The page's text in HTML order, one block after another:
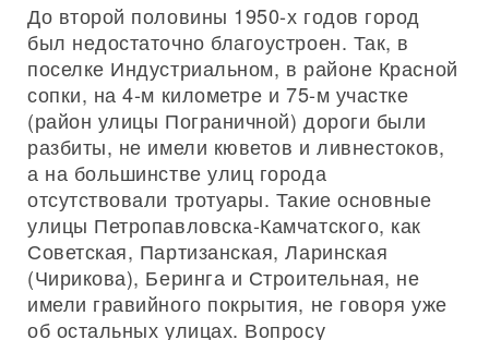
До второй половины 1950-х годов город
был недостаточно благоустроен. Так, в
поселке Индустриальном, в районе Красной
сопки, на 4-м километре и 75-м участке
(район улицы Пограничной) дороги были
разбиты, не имели кюветов и ливнестоков,
а на большинстве улиц города
отсутствовали тротуары. Такие основные
улицы Петропавловска-Камчатского, как
Советская, Партизанская, Ларинская
(Чирикова), Беринга и Строительная, не
имели гравийного покрытия, не говоря уже
об остальных улицах. Вопросу